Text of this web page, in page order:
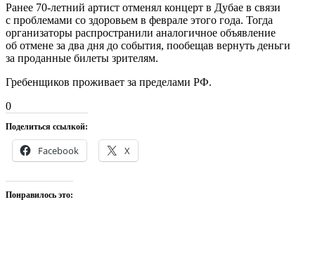
Ранее 70-летний артист отменял концерт в Дубае в связи
с проблемами со здоровьем в феврале этого года. Тогда
организаторы распространили аналогичное объявление
об отмене за два дня до события, пообещав вернуть деньги
за проданные билеты зрителям.
Гребенщиков проживает за пределами РФ.
0
Поделиться ссылкой:
Facebook X
Понравилось это: